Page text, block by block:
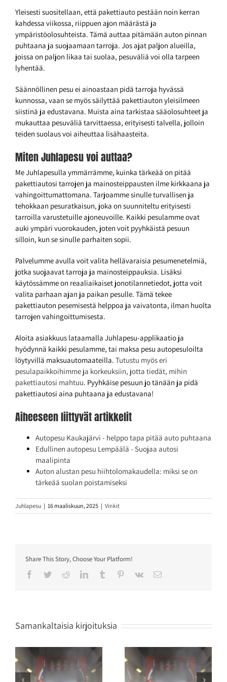
Yleisesti suositellaan, että pakettiauto pestään noin kerran
kahdessa viikossa, riippuen ajon määrästä ja
ympäristöolosuhteista. Tämä auttaa pitämään auton pinnan
puhtaana ja suojaamaan tarroja. Jos ajat paljon alueilla,
joissa on paljon likaa tai suolaa, pesuväliä voi olla tarpeen
lyhentää.
Säännöllinen pesu ei ainoastaan pidä tarroja hyvässä
kunnossa, vaan se myös säilyttää pakettiauton yleisilmeen
siistinä ja edustavana. Muista aina tarkistaa sääolosuhteet ja
mukauttaa pesuväliä tarvittaessa, erityisesti talvella, jolloin
teiden suolaus voi aiheuttaa lisähaasteita.
Miten Juhlapesu voi auttaa?
Me Juhlapesulla ymmärrämme, kuinka tärkeää on pitää
pakettiautosi tarrojen ja mainosteippausten ilme kirkkaana ja
vahingoittumattomana. Tarjoamme sinulle turvallisen ja
tehokkaan pesuratkaisun, joka on suunniteltu erityisesti
tarroilla varustetuille ajoneuvoille. Kaikki pesulamme ovat
auki ympäri vuorokauden, joten voit pyyhkäistä pesuun
silloin, kun se sinulle parhaiten sopii.
Palvelumme avulla voit valita hellävaraisia pesumenetelmiä,
jotka suojaavat tarroja ja mainosteippauksia. Lisäksi
käytössämme on reaaliaikaiset jonotilannetiedot, jotta voit
valita parhaan ajan ja paikan pesulle. Tämä tekee
pakettiauton pesemisestä helppoa ja vaivatonta, ilman huolta
tarrojen vahingoittumisesta.
Aloita asiakkuus lataamalla Juhlapesu-applikaatio ja
hyödynnä kaikki pesulamme, tai maksa pesu autopesuloilta
löytyvillä maksuautomaateilla. Tutustu myös eri
pesulapaikkoihimme ja korkeuksiin, jotta tiedät, mihin
pakettiautosi mahtuu. Pyyhkäise pesuun jo tänään ja pidä
pakettiautosi aina puhtaana ja edustavana!
Aiheeseen liittyvät artikkelit
Autopesu Kaukajärvi - helppo tapa pitää auto puhtaana
Edullinen autopesu Lempäälä - Suojaa autosi
maalipinta
Auton alustan pesu hiihtolomakaudella: miksi se on
tärkeää suolan poistamiseksi
Juhlapesu | 16 maaliskuun, 2025 | Vinkit
Share This Story, Choose Your Platform!
Facebook
TwitterRedditLinkedInTumblr Pinterest
Vk Sähköposti
Samankaltaisia kirjoituksia